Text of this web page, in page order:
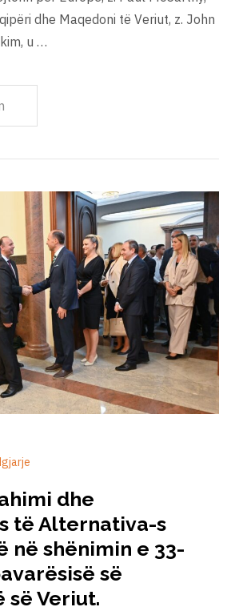
dhe Maqedoni të Veriut, z. John
u …
dhe
të Alternativa-s
në shënimin e 33-
së
së Veriut.